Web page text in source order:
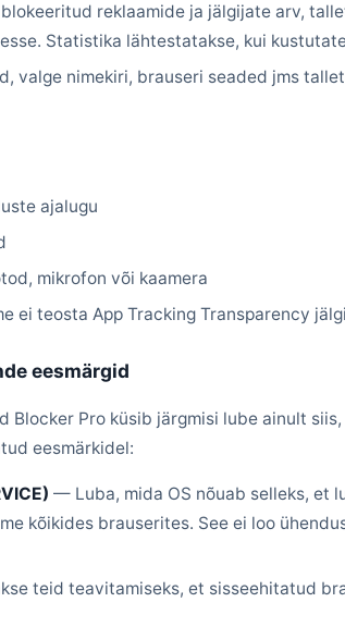
reklaamide ja jälgijate arv,
Statistika lähtestatakse, kui
valge nimekiri, brauseri seaded jms
ajalugu
mikrofon või kaamera
ei teosta App Tracking Transparency
eesmärgid
Blocker Pro küsib järgmisi lube ainult
eesmärkidel:
— Luba, mida OS nõuab selleks, et
kõikides brauserites. See ei loo
teid teavitamiseks, et sisseehitatud